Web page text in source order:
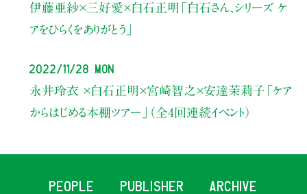
伊藤亜紗×三好愛×白石正明 「白石さん、シリーズ ケ
アをひらくをありがとう」
2022/11/28 Mon
永井玲衣 ×白石正明×宮崎智之×安達茉莉子 「ケア
からはじめる本棚ツアー」
（全4回連続イベント）
PEOPLE PUBLISHER ARCHIVE